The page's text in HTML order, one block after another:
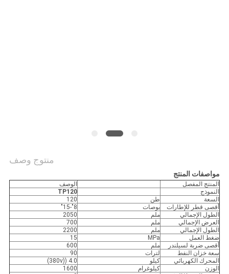
منتوج وصف
مواصفات المنتج
المنتج المفصل
الوصف
النموذج
TP120
السعة
طن
120
أقصى قطر للإطارات
بوصات
8"-15"
الطول الإجمالي
ملم
2050
العرض الإجمالي
ملم
700
الطول الإجمالي
ملم
2200
ضغط العمل
MPa
15
أقصى ضربة لسيلندر
ملم
600
سعة خزان النفط
لترات
90
المحرك الكهربائي
كيلو
4.0 ((380v)
الوزن
كيلوغرام
1600